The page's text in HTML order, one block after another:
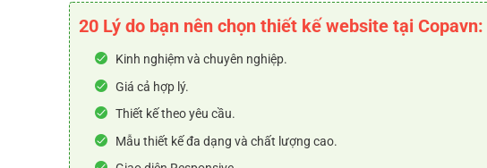
20 Lý do bạn nên chọn thiết kế website tại Copavn:
Kinh nghiệm và chuyên nghiệp.
Giá cả hợp lý.
Thiết kế theo yêu cầu.
Mẫu thiết kế đa dạng và chất lượng cao.